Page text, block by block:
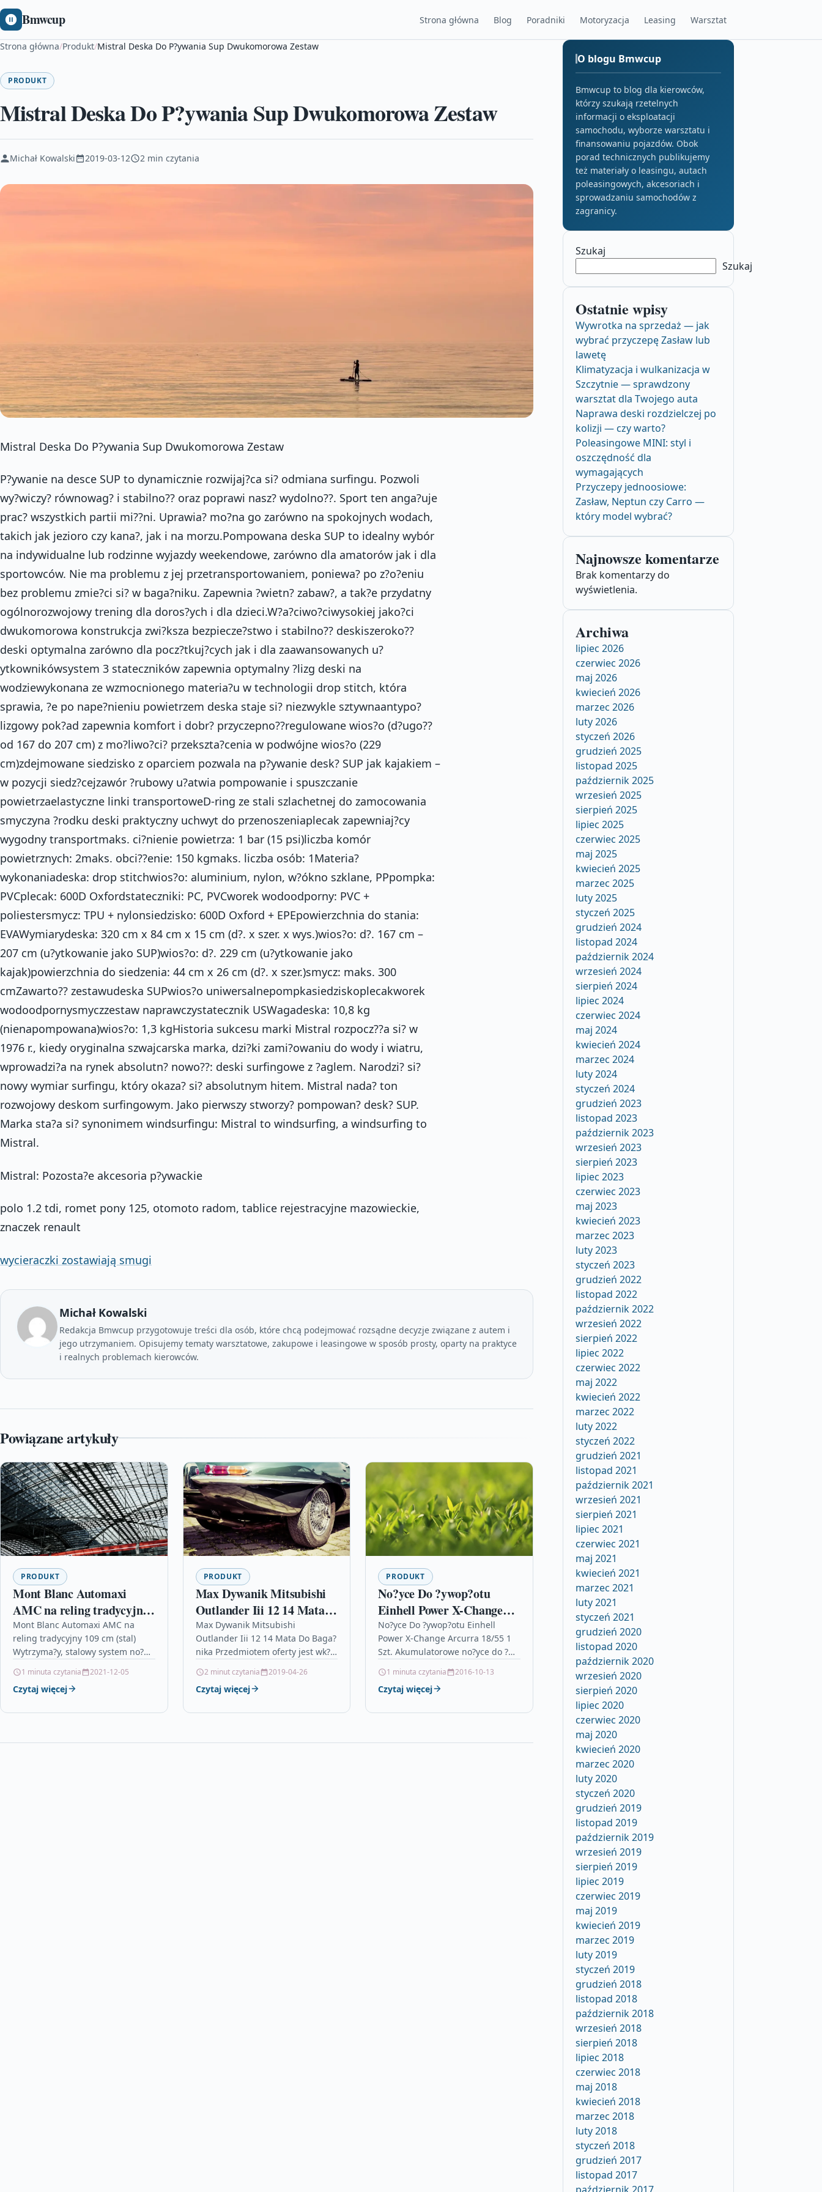
Bmwcup Strona główna Blog Poradniki Motoryzacja Leasing Warsztat
Strona główna/Produkt/Mistral Deska Do P?ywania Sup Dwukomorowa Zestaw
PRODUKT
Mistral Deska Do P?ywania Sup Dwukomorowa Zestaw
Michał Kowalski 2019-03-12 2 min czytania
Mistral Deska Do P?ywania Sup Dwukomorowa Zestaw
P?ywanie na desce SUP to dynamicznie rozwijaj?ca si? odmiana surfingu. Pozwoli
wy?wiczy? równowag? i stabilno?? oraz poprawi nasz? wydolno??. Sport ten anga?uje
prac? wszystkich partii mi??ni. Uprawia? mo?na go zarówno na spokojnych wodach,
takich jak jezioro czy kana?, jak i na morzu.Pompowana deska SUP to idealny wybór
na indywidualne lub rodzinne wyjazdy weekendowe, zarówno dla amatorów jak i dla
sportowców. Nie ma problemu z jej przetransportowaniem, poniewa? po z?o?eniu
bez problemu zmie?ci si? w baga?niku. Zapewnia ?wietn? zabaw?, a tak?e przydatny
ogólnorozwojowy trening dla doros?ych i dla dzieci.W?a?ciwo?ciwysokiej jako?ci
dwukomorowa konstrukcja zwi?ksza bezpiecze?stwo i stabilno?? deskiszeroko??
deski optymalna zarówno dla pocz?tkuj?cych jak i dla zaawansowanych u?
ytkownikówsystem 3 stateczników zapewnia optymalny ?lizg deski na
wodziewykonana ze wzmocnionego materia?u w technologii drop stitch, która
sprawia, ?e po nape?nieniu powietrzem deska staje si? niezwykle sztywnaantypo?
lizgowy pok?ad zapewnia komfort i dobr? przyczepno??regulowane wios?o (d?ugo??
od 167 do 207 cm) z mo?liwo?ci? przekszta?cenia w podwójne wios?o (229
cm)zdejmowane siedzisko z oparciem pozwala na p?ywanie desk? SUP jak kajakiem –
w pozycji siedz?cejzawór ?rubowy u?atwia pompowanie i spuszczanie
powietrzaelastyczne linki transportoweD-ring ze stali szlachetnej do zamocowania
smyczyna ?rodku deski praktyczny uchwyt do przenoszeniaplecak zapewniaj?cy
wygodny transportmaks. ci?nienie powietrza: 1 bar (15 psi)liczba komór
powietrznych: 2maks. obci??enie: 150 kgmaks. liczba osób: 1Materia?
wykonaniadeska: drop stitchwios?o: aluminium, nylon, w?ókno szklane, PPpompka:
PVCplecak: 600D Oxfordstateczniki: PC, PVCworek wodoodporny: PVC +
poliestersmycz: TPU + nylonsiedzisko: 600D Oxford + EPEpowierzchnia do stania:
EVAWymiarydeska: 320 cm x 84 cm x 15 cm (d?. x szer. x wys.)wios?o: d?. 167 cm –
207 cm (u?ytkowanie jako SUP)wios?o: d?. 229 cm (u?ytkowanie jako
kajak)powierzchnia do siedzenia: 44 cm x 26 cm (d?. x szer.)smycz: maks. 300
cmZawarto?? zestawudeska SUPwios?o uniwersalnepompkasiedziskoplecakworek
wodoodpornysmyczzestaw naprawczystatecznik USWagadeska: 10,8 kg
(nienapompowana)wios?o: 1,3 kgHistoria sukcesu marki Mistral rozpocz??a si? w
1976 r., kiedy oryginalna szwajcarska marka, dzi?ki zami?owaniu do wody i wiatru,
wprowadzi?a na rynek absolutn? nowo??: deski surfingowe z ?aglem. Narodzi? si?
nowy wymiar surfingu, który okaza? si? absolutnym hitem. Mistral nada? ton
rozwojowy deskom surfingowym. Jako pierwszy stworzy? pompowan? desk? SUP.
Marka sta?a si? synonimem windsurfingu: Mistral to windsurfing, a windsurfing to
Mistral.
Mistral: Pozosta?e akcesoria p?ywackie
polo 1.2 tdi, romet pony 125, otomoto radom, tablice rejestracyjne mazowieckie,
znaczek renault
wycieraczki zostawiają smugi
Michał Kowalski
Redakcja Bmwcup przygotowuje treści dla osób, które chcą podejmować rozsądne decyzje związane z autem i
jego utrzymaniem. Opisujemy tematy warsztatowe, zakupowe i leasingowe w sposób prosty, oparty na praktyce
i realnych problemach kierowców.
Powiązane artykuły
PRODUKT
Mont Blanc Automaxi
AMC na reling tradycyjny
109 cm (stal)
Mont Blanc Automaxi AMC na
reling tradycyjny 109 cm (stal)
Wytrzyma?y, stalowy system no?ny
cenie.Przed zakupem sugerujemy
kontakt z nami celem…
1 minuta czytania 2021-12-05
Czytaj więcej
PRODUKT
Max Dywanik Mitsubishi
Outlander Iii 12 14 Mata
Do Baga?nika
Max Dywanik Mitsubishi
Outlander Iii 12 14 Mata Do Baga?
nika Przedmiotem oferty jest wk?
renomowanej polskiej firmy z
korytkowym brzegiem
2 minut czytania 2019-04-26
Czytaj więcej
PRODUKT
No?yce Do ?ywop?otu
Einhell Power X-Change
Arcurra 18/55 1 Szt.
No?yce Do ?ywop?otu Einhell
Power X-Change Arcurra 18/55 1
Szt. Akumulatorowe no?yce do ?
18/55 To nowy cz?onek rodziny
Power X-Change…
1 minuta czytania 2016-10-13
Czytaj więcej
O blogu Bmwcup
Bmwcup to blog dla kierowców,
którzy szukają rzetelnych
informacji o eksploatacji
samochodu, wyborze warsztatu i
finansowaniu pojazdów. Obok
porad technicznych publikujemy
też materiały o leasingu, autach
poleasingowych, akcesoriach i
sprowadzaniu samochodów z
zagranicy.
Szukaj
Szukaj
Ostatnie wpisy
Wywrotka na sprzedaż — jak
wybrać przyczepę Zasław lub
lawetę
Klimatyzacja i wulkanizacja w
Szczytnie — sprawdzony
warsztat dla Twojego auta
Naprawa deski rozdzielczej po
kolizji — czy warto?
Poleasingowe MINI: styl i
oszczędność dla
wymagających
Przyczepy jednoosiowe:
Zasław, Neptun czy Carro —
który model wybrać?
Najnowsze komentarze
Brak komentarzy do
wyświetlenia.
Archiwa
lipiec 2026
czerwiec 2026
maj 2026
kwiecień 2026
marzec 2026
luty 2026
styczeń 2026
grudzień 2025
listopad 2025
październik 2025
wrzesień 2025
sierpień 2025
lipiec 2025
czerwiec 2025
maj 2025
kwiecień 2025
marzec 2025
luty 2025
styczeń 2025
grudzień 2024
listopad 2024
październik 2024
wrzesień 2024
sierpień 2024
lipiec 2024
czerwiec 2024
maj 2024
kwiecień 2024
marzec 2024
luty 2024
styczeń 2024
grudzień 2023
listopad 2023
październik 2023
wrzesień 2023
sierpień 2023
lipiec 2023
czerwiec 2023
maj 2023
kwiecień 2023
marzec 2023
luty 2023
styczeń 2023
grudzień 2022
listopad 2022
październik 2022
wrzesień 2022
sierpień 2022
lipiec 2022
czerwiec 2022
maj 2022
kwiecień 2022
marzec 2022
luty 2022
styczeń 2022
grudzień 2021
listopad 2021
październik 2021
wrzesień 2021
sierpień 2021
lipiec 2021
czerwiec 2021
maj 2021
kwiecień 2021
marzec 2021
luty 2021
styczeń 2021
grudzień 2020
listopad 2020
październik 2020
wrzesień 2020
sierpień 2020
lipiec 2020
czerwiec 2020
maj 2020
kwiecień 2020
marzec 2020
luty 2020
styczeń 2020
grudzień 2019
listopad 2019
październik 2019
wrzesień 2019
sierpień 2019
lipiec 2019
czerwiec 2019
maj 2019
kwiecień 2019
marzec 2019
luty 2019
styczeń 2019
grudzień 2018
listopad 2018
październik 2018
wrzesień 2018
sierpień 2018
lipiec 2018
czerwiec 2018
maj 2018
kwiecień 2018
marzec 2018
luty 2018
styczeń 2018
grudzień 2017
listopad 2017